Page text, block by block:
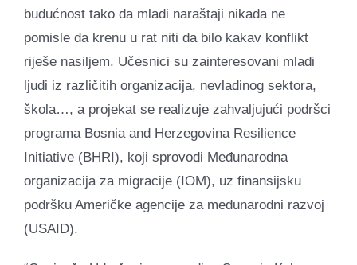
budućnost tako da mladi naraštaji nikada ne
pomisle da krenu u rat niti da bilo kakav konflikt
riješe nasiljem. Učesnici su zainteresovani mladi
ljudi iz različitih organizacija, nevladinog sektora,
škola…, a projekat se realizuje zahvaljujući podršci
programa Bosnia and Herzegovina Resilience
Initiative (BHRI), koji sprovodi Međunarodna
organizacija za migracije (IOM), uz finansijsku
podršku Američke agencije za međunarodni razvoj
(USAID).